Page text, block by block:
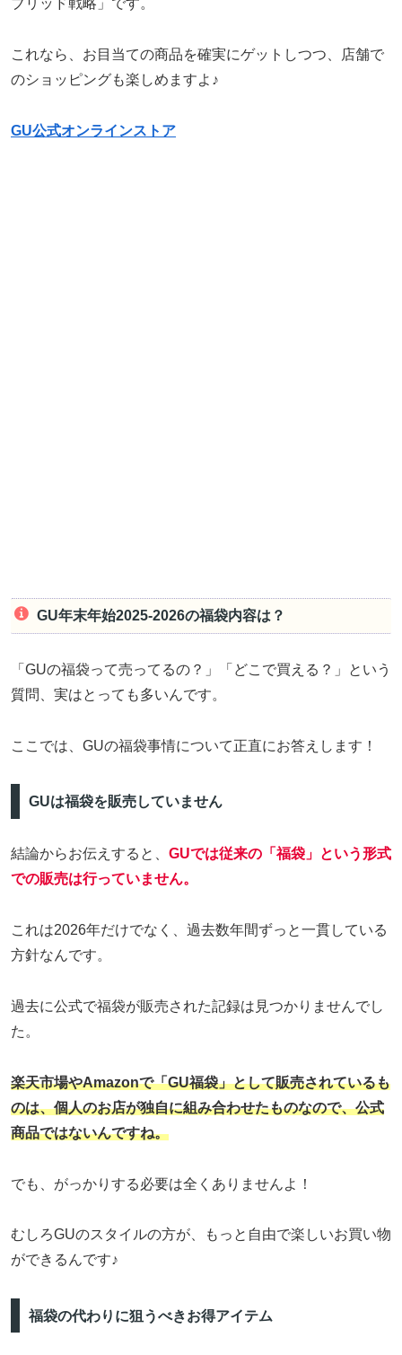
ブリッド戦略」です。
これなら、お目当ての商品を確実にゲットしつつ、店舗で
のショッピングも楽しめますよ♪
GU公式オンラインストア
GU年末年始2025-2026の福袋内容は？
「GUの福袋って売ってるの？」「どこで買える？」という
質問、実はとっても多いんです。
ここでは、GUの福袋事情について正直にお答えします！
GUは福袋を販売していません
結論からお伝えすると、 GUでは従来の「福袋」という形式
での販売は行っていません。
これは2026年だけでなく、過去数年間ずっと一貫している
方針なんです。
過去に公式で福袋が販売された記録は見つかりませんでし
た。
楽天市場やAmazonで「GU福袋」として販売されているも
のは、個人のお店が独自に組み合わせたものなので、公式
商品ではないんですね。
でも、がっかりする必要は全くありませんよ！
むしろGUのスタイルの方が、もっと自由で楽しいお買い物
ができるんです♪
福袋の代わりに狙うべきお得アイテム